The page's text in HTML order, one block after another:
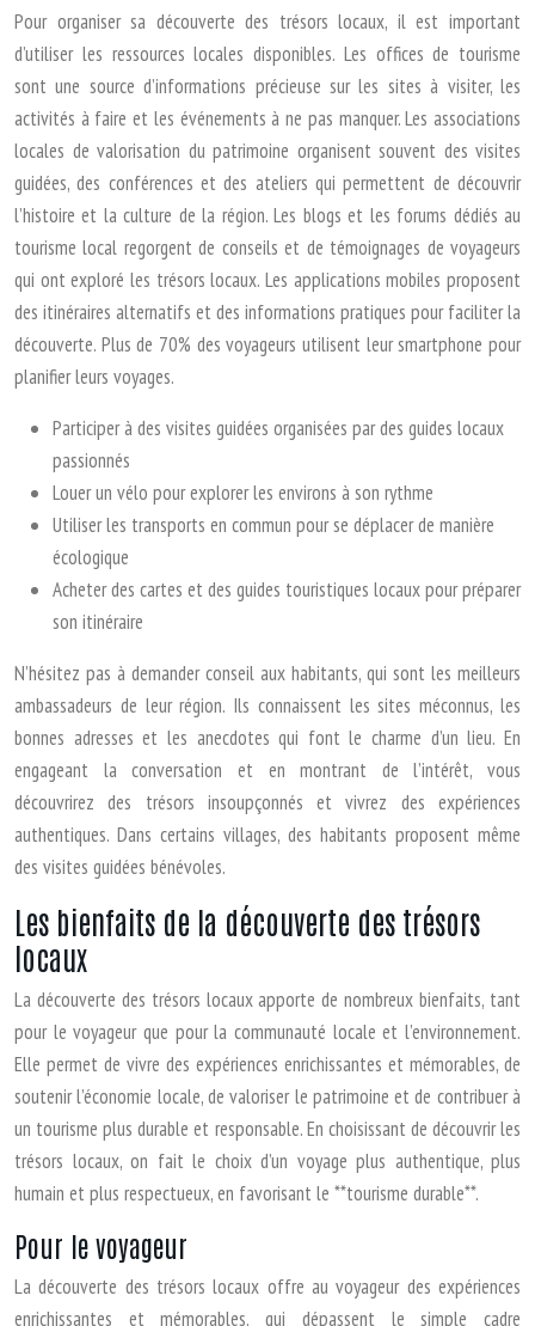
Pour organiser sa découverte des trésors locaux, il est important
d’utiliser les ressources locales disponibles. Les offices de tourisme
sont une source d’informations précieuse sur les sites à visiter, les
activités à faire et les événements à ne pas manquer. Les associations
locales de valorisation du patrimoine organisent souvent des visites
guidées, des conférences et des ateliers qui permettent de découvrir
l’histoire et la culture de la région. Les blogs et les forums dédiés au
tourisme local regorgent de conseils et de témoignages de voyageurs
qui ont exploré les trésors locaux. Les applications mobiles proposent
des itinéraires alternatifs et des informations pratiques pour faciliter la
découverte. Plus de 70% des voyageurs utilisent leur smartphone pour
planifier leurs voyages.
Participer à des visites guidées organisées par des guides locaux
passionnés
Louer un vélo pour explorer les environs à son rythme
Utiliser les transports en commun pour se déplacer de manière
écologique
Acheter des cartes et des guides touristiques locaux pour préparer
son itinéraire
N’hésitez pas à demander conseil aux habitants, qui sont les meilleurs
ambassadeurs de leur région. Ils connaissent les sites méconnus, les
bonnes adresses et les anecdotes qui font le charme d’un lieu. En
engageant la conversation et en montrant de l’intérêt, vous
découvrirez des trésors insoupçonnés et vivrez des expériences
authentiques. Dans certains villages, des habitants proposent même
des visites guidées bénévoles.
Les bienfaits de la découverte des trésors
locaux
La découverte des trésors locaux apporte de nombreux bienfaits, tant
pour le voyageur que pour la communauté locale et l’environnement.
Elle permet de vivre des expériences enrichissantes et mémorables, de
soutenir l’économie locale, de valoriser le patrimoine et de contribuer à
un tourisme plus durable et responsable. En choisissant de découvrir les
trésors locaux, on fait le choix d’un voyage plus authentique, plus
humain et plus respectueux, en favorisant le **tourisme durable**.
Pour le voyageur
La découverte des trésors locaux offre au voyageur des expériences
enrichissantes et mémorables, qui dépassent le simple cadre